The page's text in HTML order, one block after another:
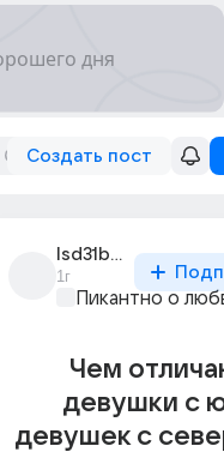
Создать пост
lsd31berserk
1г
Пикантно о
Чем
девушки с
девушек с